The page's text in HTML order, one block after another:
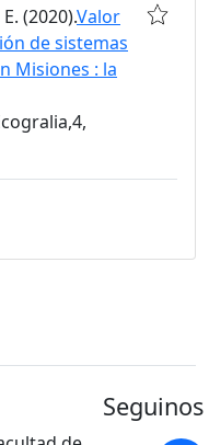
(2020).Valor
de sistemas
Misiones : la